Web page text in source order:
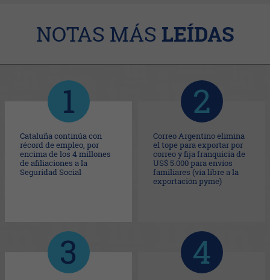
NOTAS MÁS LEÍDAS
Cataluña continúa con
récord de empleo, por
encima de los 4 millones
de afiliaciones a la
Seguridad Social
Correo Argentino elimina
el tope para exportar por
correo y fija franquicia de
US$ 5.000 para envíos
familiares (vía libre a la
exportación pyme)